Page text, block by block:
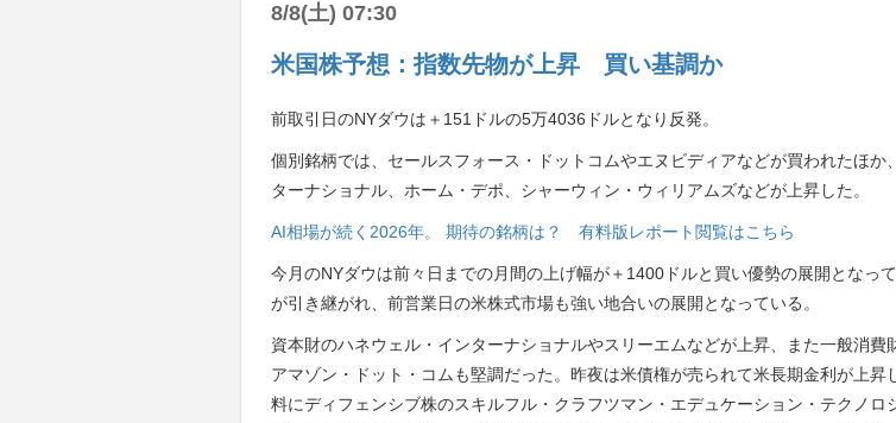
8/8(土) 07:30
米国株予想：指数先物が上昇 買い基調か
前取引日のNYダウは＋151ドルの5万4036ドルとなり反発。
個別銘柄では、セールスフォース・ドットコムやエヌビディアなどが買われたほか
ターナショナル、ホーム・デポ、シャーウィン・ウィリアムズなどが上昇した。
AI相場が続く2026年。 期待の銘柄は？ 有料版レポート閲覧はこちら
今月のNYダウは前々日までの月間の上げ幅が＋1400ドルと買い優勢の展開となっ
が引き継がれ、前営業日の米株式市場も強い地合いの展開となっている。
資本財のハネウェル・インターナショナルやスリーエムなどが上昇、また一般消費
アマゾン・ドット・コムも堅調だった。昨夜は米債権が売られて米長期金利が上昇
料にディフェンシブ株のスキルフル・クラフツマン・エデュケーション・テクノロ